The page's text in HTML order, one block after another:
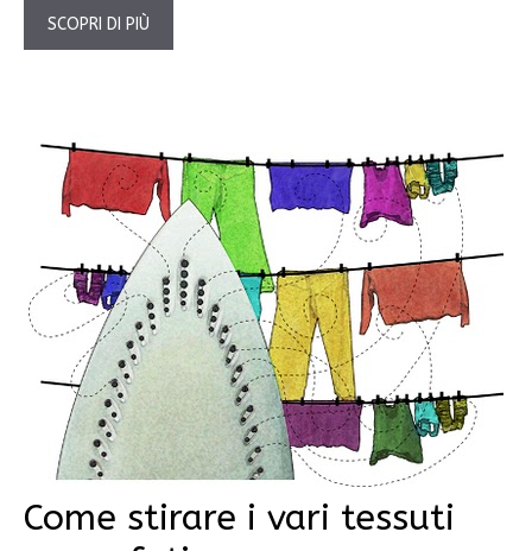
SCOPRI DI PIÙ
Come stirare i vari tessuti